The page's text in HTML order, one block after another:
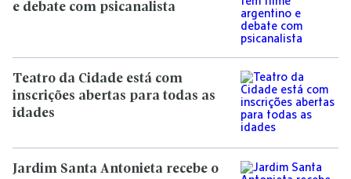
e debate com psicanalista
Teatro da Cidade está com
inscrições abertas para todas as
idades
Jardim Santa Antonieta recebe o